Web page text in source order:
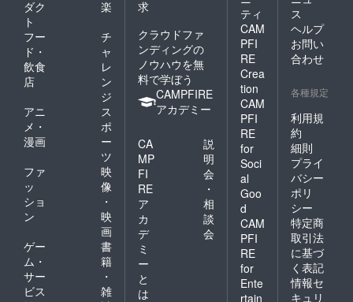
クイン
は開場
時間の
15分〜5
分前ま
たしま
ダク
ト
楽
フー
ド・
飲食
店
チ
ャ
レ
ン
ジ
アニ
メ・
漫画
ス
ポ
ー
ツ
ファ
ッ
ショ
ン
映
像
・
映
画
ゲー
ム・
サー
ビス
書
籍
・
雑
求
クラウドファ
ンディングの
ノウハウを無
料で学ぼう
CAMPFIRE
アカデミー
CA
MP
FI
RE
ア
カ
デ
ミ
ー
と
は
説
明
会
・
相
談
会
ティ
CAM
PFI
RE
Crea
tion
CAM
PFI
RE
for
Soci
al
Goo
d
CAM
PFI
RE
for
Ente
rtain
ス
ヘルプ
お問い
合わせ
各種規定
利用規
約
細則
プライ
バシー
ポリ
シー
特定商
取引法
に基づ
く表記
情報セ
キュリ